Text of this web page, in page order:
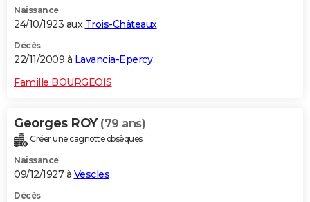
Naissance
24/10/1923 aux Trois-Châteaux
Décès
22/11/2009 à Lavancia-Epercy
Famille BOURGEOIS
Georges ROY (79 ans)
Créer une cagnotte obsèques
Naissance
09/12/1927 à Vescles
Décès